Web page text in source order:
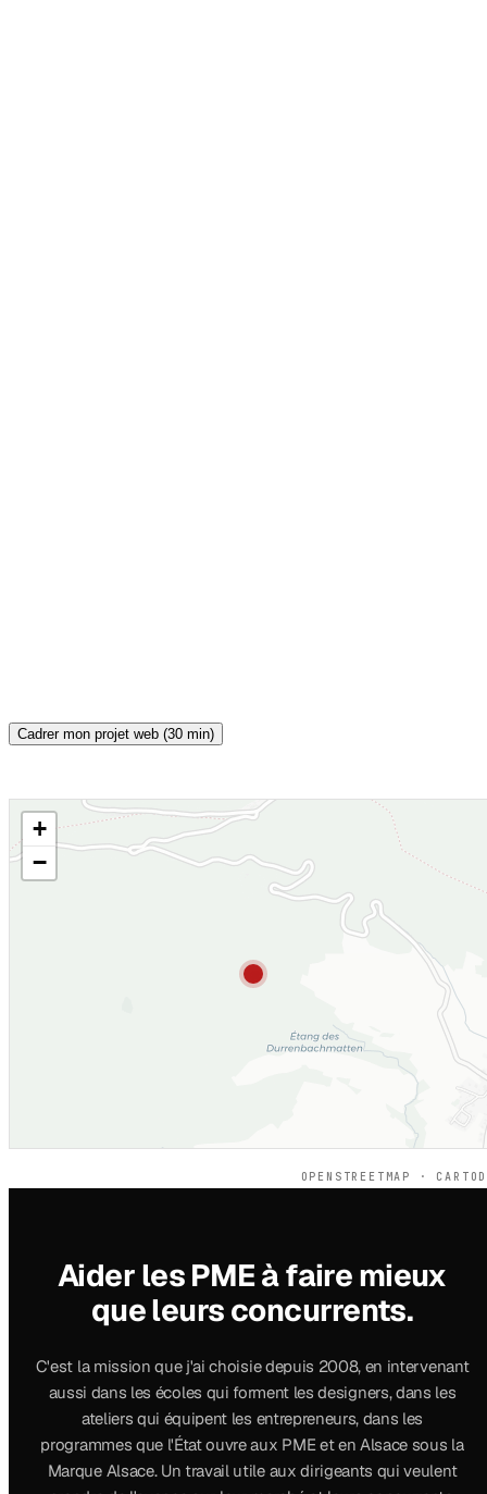
Cadrer mon projet web (30 min)
CARTE INTERACTIVE
+
−
OPENSTREETMAP ·
Aider les PME à faire mieux
que leurs concurrents.
C'est la mission que j'ai choisie depuis 2008, en intervenant
aussi dans les écoles qui forment les designers, dans les
ateliers qui équipent les entrepreneurs, dans les
programmes que l'État ouvre aux PME et en Alsace sous la
Marque Alsace. Un travail utile aux dirigeants qui veulent